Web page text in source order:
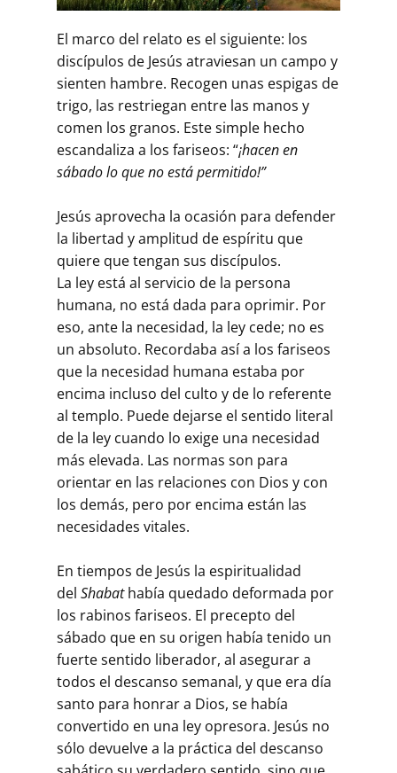
El marco del relato es el siguiente: los
discípulos de Jesús atraviesan un campo y
sienten hambre. Recogen unas espigas de
trigo, las restriegan entre las manos y
comen los granos. Este simple hecho
escandaliza a los fariseos: “¡hacen en
sábado lo que no está permitido!”
Jesús aprovecha la ocasión para defender
la libertad y amplitud de espíritu que
quiere que tengan sus discípulos.
La ley está al servicio de la persona
humana, no está dada para oprimir. Por
eso, ante la necesidad, la ley cede; no es
un absoluto. Recordaba así a los fariseos
que la necesidad humana estaba por
encima incluso del culto y de lo referente
al templo. Puede dejarse el sentido literal
de la ley cuando lo exige una necesidad
más elevada. Las normas son para
orientar en las relaciones con Dios y con
los demás, pero por encima están las
necesidades vitales.
En tiempos de Jesús la espiritualidad
del Shabathabía quedado deformada por
los rabinos fariseos. El precepto del
sábado que en su origen había tenido un
fuerte sentido liberador, al asegurar a
todos el descanso semanal, y que era día
santo para honrar a Dios, se había
convertido en una ley opresora. Jesús no
sólo devuelve a la práctica del descanso